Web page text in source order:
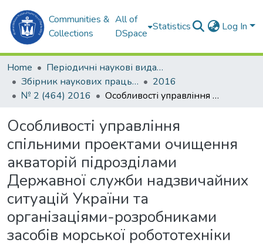
Communities &
Collections
All of
DSpace
Statistics Log In
Home
Періодичні наукові видання
Збірник наукових праць НУК
2016
№ 2 (464) 2016
Особливості управління спільними проектами очищення акваторій підрозділами Державної служби надзвичайних ситуацій України та організаціями-розробниками засобів морської робототехніки
Особливості управління
спільними проектами очищення
акваторій підрозділами
Державної служби надзвичайних
ситуацій України та
організаціями-розробниками
засобів морської робототехніки